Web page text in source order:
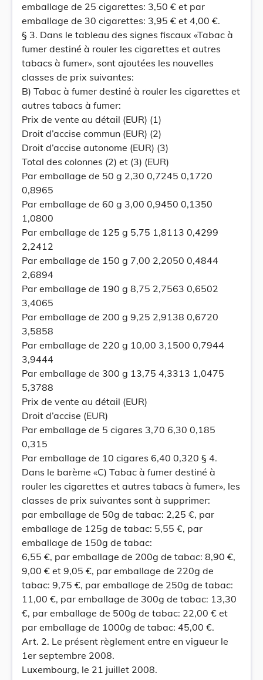
emballage de 25 cigarettes: 3,50 € et par
emballage de 30 cigarettes: 3,95 € et 4,00 €.
§ 3. Dans le tableau des signes fiscaux «Tabac à
fumer destiné à rouler les cigarettes et autres
tabacs à fumer», sont ajoutées les nouvelles
classes de prix suivantes:
B) Tabac à fumer destiné à rouler les cigarettes et
autres tabacs à fumer:
Prix de vente au détail (EUR) (1)
Droit d’accise commun (EUR) (2)
Droit d’accise autonome (EUR) (3)
Total des colonnes (2) et (3) (EUR)
Par emballage de 50 g 2,30 0,7245 0,1720
0,8965
Par emballage de 60 g 3,00 0,9450 0,1350
1,0800
Par emballage de 125 g 5,75 1,8113 0,4299
2,2412
Par emballage de 150 g 7,00 2,2050 0,4844
2,6894
Par emballage de 190 g 8,75 2,7563 0,6502
3,4065
Par emballage de 200 g 9,25 2,9138 0,6720
3,5858
Par emballage de 220 g 10,00 3,1500 0,7944
3,9444
Par emballage de 300 g 13,75 4,3313 1,0475
5,3788
Prix de vente au détail (EUR)
Droit d’accise (EUR)
Par emballage de 5 cigares 3,70 6,30 0,185
0,315
Par emballage de 10 cigares 6,40 0,320 § 4.
Dans le barème «C) Tabac à fumer destiné à
rouler les cigarettes et autres tabacs à fumer», les
classes de prix suivantes sont à supprimer:
par emballage de 50g de tabac: 2,25 €, par
emballage de 125g de tabac: 5,55 €, par
emballage de 150g de tabac:
6,55 €, par emballage de 200g de tabac: 8,90 €,
9,00 € et 9,05 €, par emballage de 220g de
tabac: 9,75 €, par emballage de 250g de tabac:
11,00 €, par emballage de 300g de tabac: 13,30
€, par emballage de 500g de tabac: 22,00 € et
par emballage de 1000g de tabac: 45,00 €.
Art. 2. Le présent règlement entre en vigueur le
1er septembre 2008.
Luxembourg, le 21 juillet 2008.